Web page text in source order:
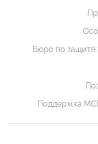
Бюро по защите
Поддержка